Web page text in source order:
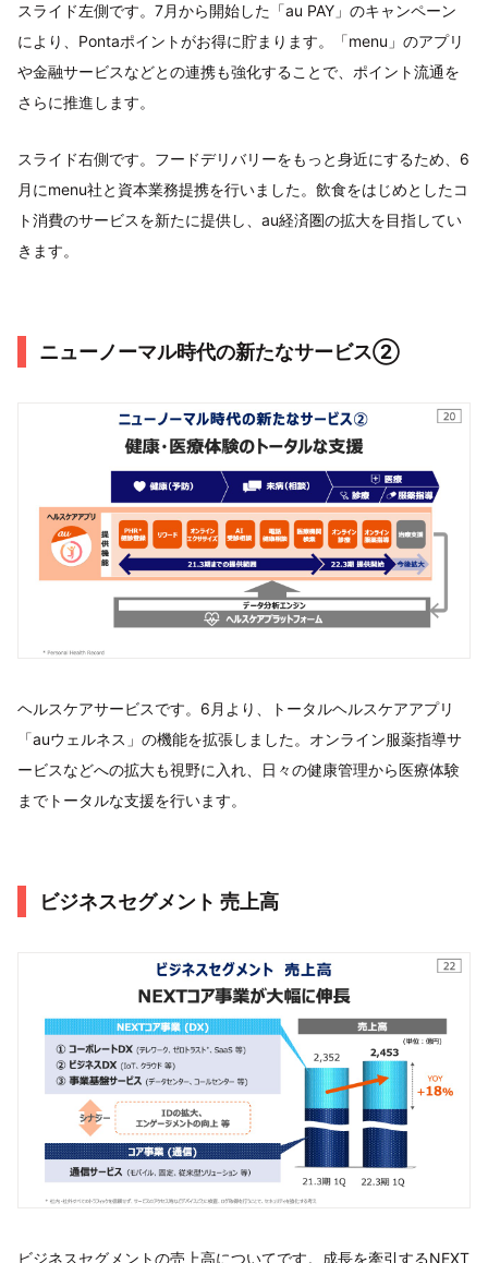
スライド左側です。7月から開始した「au PAY」のキャンペーン
により、Pontaポイントがお得に貯まります。「menu」のアプリ
や金融サービスなどとの連携も強化することで、ポイント流通を
さらに推進します。
スライド右側です。フードデリバリーをもっと身近にするため、6
月にmenu社と資本業務提携を行いました。飲食をはじめとしたコ
ト消費のサービスを新たに提供し、au経済圏の拡大を目指してい
きます。
ニューノーマル時代の新たなサービス②
ヘルスケアサービスです。6月より、トータルヘルスケアアプリ
「auウェルネス」の機能を拡張しました。オンライン服薬指導サ
ービスなどへの拡大も視野に入れ、日々の健康管理から医療体験
までトータルな支援を行います。
ビジネスセグメント 売上高
ビジネスセグメントの売上高についてです。成長を牽引するNEXT